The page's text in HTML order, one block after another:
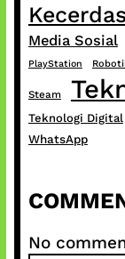
Media Sosial
PlayStation
Steam
Teknologi Digital
WhatsApp
No